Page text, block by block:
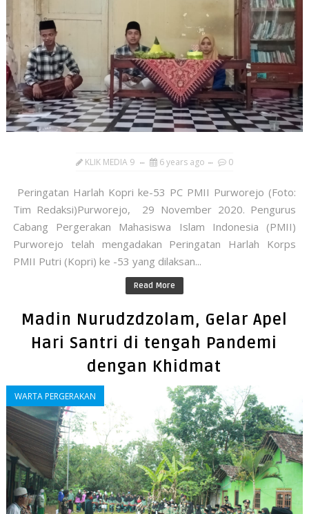
KLIK MEDIA 9 6 years ago 0
Peringatan Harlah Kopri ke-53 PC PMII Purworejo (Foto:
Tim Redaksi)Purworejo, 29 November 2020. Pengurus
Cabang Pergerakan Mahasiswa Islam Indonesia (PMII)
Purworejo telah mengadakan Peringatan Harlah Korps
PMII Putri (Kopri) ke -53 yang dilaksan...
Read More
Madin Nurudzdzolam, Gelar Apel
Hari Santri di tengah Pandemi
dengan Khidmat
WARTA PERGERAKAN